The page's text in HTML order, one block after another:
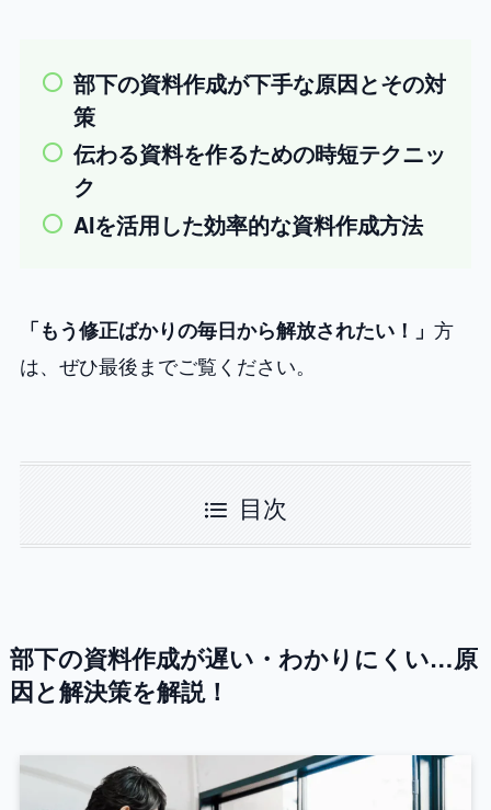
部下の資料作成が下手な原因とその対
策
伝わる資料を作るための時短テクニッ
ク
AIを活用した効率的な資料作成方法
「もう修正ばかりの毎日から解放されたい！」 方
は、ぜひ最後までご覧ください。
目次
部下の資料作成が遅い・わかりにくい…原
因と解決策を解説！